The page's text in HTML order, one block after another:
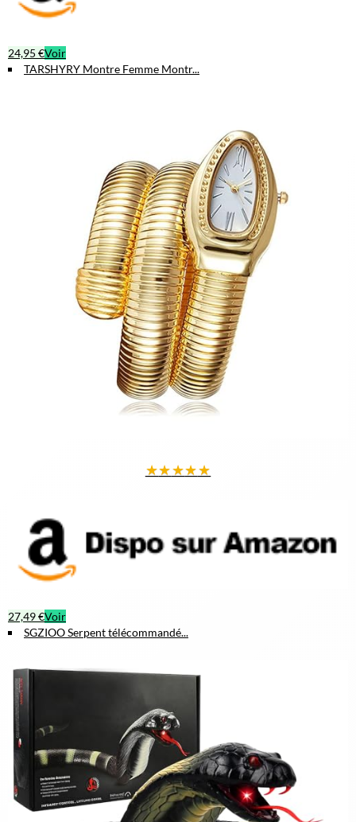
24,95 €Voir
TARSHYRY Montre Femme Montr...
★★★★★
27,49 €Voir
SGZIOO Serpent télécommandé...